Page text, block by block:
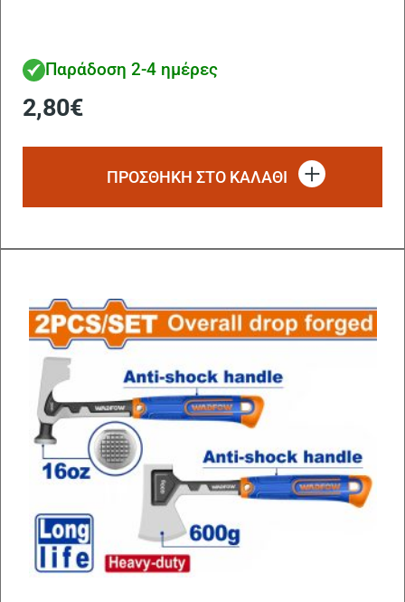
Παράδοση 2-4 ημέρες
2,80€
ΠΡΟΣΘΗΚΗ ΣΤΟ ΚΑΛΑΘΙ